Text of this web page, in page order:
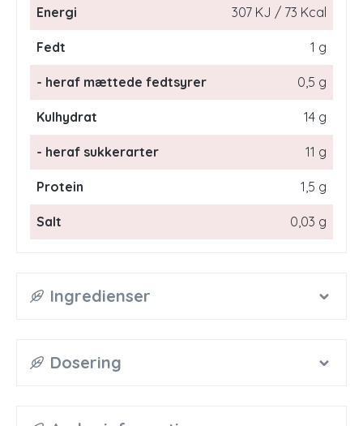
Energi 307 KJ / 73 Kcal
Fedt 1 g
- heraf mættede fedtsyrer 0,5 g
Kulhydrat 14 g
- heraf sukkerarter 11 g
Protein 1,5 g
Salt 0,03 g
Ingredienser
Dosering